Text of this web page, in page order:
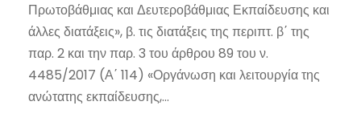
Πρωτοβάθμιας και Δευτεροβάθμιας Εκπαίδευσης και
άλλες διατάξεις», β. τις διατάξεις της περιπτ. β΄ της
παρ. 2 και την παρ. 3 του άρθρου 89 του ν.
4485/2017 (Α΄ 114) «Οργάνωση και λειτουργία της
ανώτατης εκπαίδευσης,...